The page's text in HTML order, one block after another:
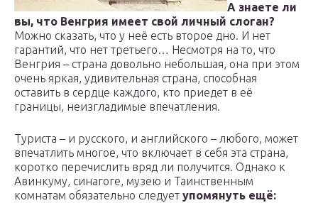
А знаете ли
вы, что Венгрия имеет свой личный слоган?
Можно сказать, что у неё есть второе дно. И нет
гарантий, что нет третьего… Несмотря на то, что
Венгрия – страна довольно небольшая, она при этом
очень яркая, удивительная страна, способная
оставить в сердце каждого, кто приедет в её
границы, неизгладимые впечатления.
Туриста – и русского, и английского – любого, может
впечатлить многое, что включает в себя эта страна,
коротко перечислить вряд ли получится. Однако к
Авинкуму, синагоге, музею и Таинственным
комнатам обязательно следует упомянуть ещё: